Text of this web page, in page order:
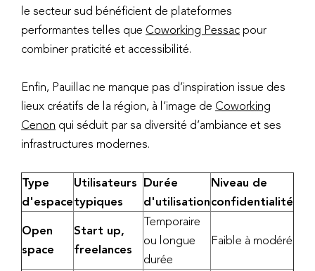
le secteur sud bénéficient de plateformes
performantes telles que Coworking Pessac pour
combiner praticité et accessibilité.
Enfin, Pauillac ne manque pas d’inspiration issue des
lieux créatifs de la région, à l’image de Coworking
Cenon qui séduit par sa diversité d’ambiance et ses
infrastructures modernes.
Type
d'espace
Utilisateurs
typiques
Durée
d'utilisation
Niveau de
confidentialité
Open
space
Start up,
freelances
Temporaire
ou longue
durée
Faible à modéré